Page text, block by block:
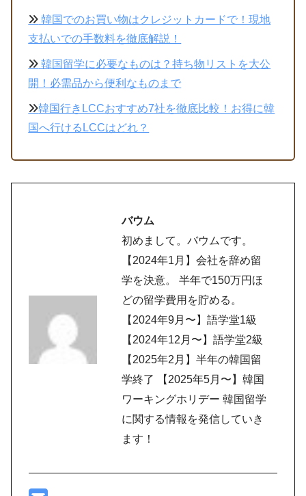
韓国でのお買い物はクレジットカードで！現地
支払いでの手数料を徹底解説！
韓国留学に必要なものは？持ち物リストを大公
開！必需品から便利なものまで
​​韓国行きLCCおすすめ7社を徹底比較！お得に韓
国へ行けるLCCはどれ？
バウム
初めまして。バウムです。
【2024年1月】会社を辞め留
学を決意。 半年で150万円ほ
どの留学費用を貯める。
【2024年9月〜】語学堂1級
【2024年12月〜】語学堂2級
【2025年2月】半年の韓国留
学終了 【2025年5月〜】韓国
ワーキングホリデー 韓国留学
に関する情報を発信していき
ます！